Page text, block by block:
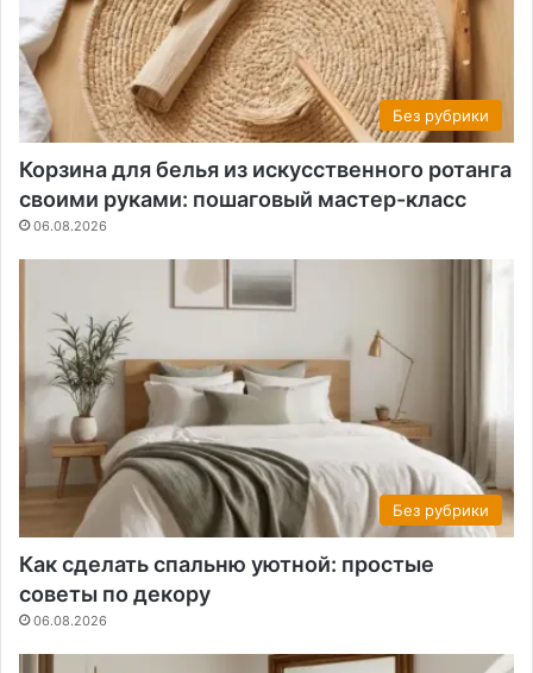
Без рубрики
Корзина для белья из искусственного ротанга
своими руками: пошаговый мастер-класс
06.08.2026
Без рубрики
Как сделать спальню уютной: простые
советы по декору
06.08.2026